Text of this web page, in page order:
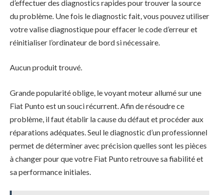
d’effectuer des diagnostics rapides pour trouver la source
du problème. Une fois le diagnostic fait, vous pouvez utiliser
votre valise diagnostique pour effacer le code d’erreur et
réinitialiser l’ordinateur de bord si nécessaire.
Aucun produit trouvé.
Grande popularité oblige, le voyant moteur allumé sur une
Fiat Punto est un souci récurrent. Afin de résoudre ce
problème, il faut établir la cause du défaut et procéder aux
réparations adéquates. Seul le diagnostic d’un professionnel
permet de déterminer avec précision quelles sont les pièces
à changer pour que votre Fiat Punto retrouve sa fiabilité et
sa performance initiales.